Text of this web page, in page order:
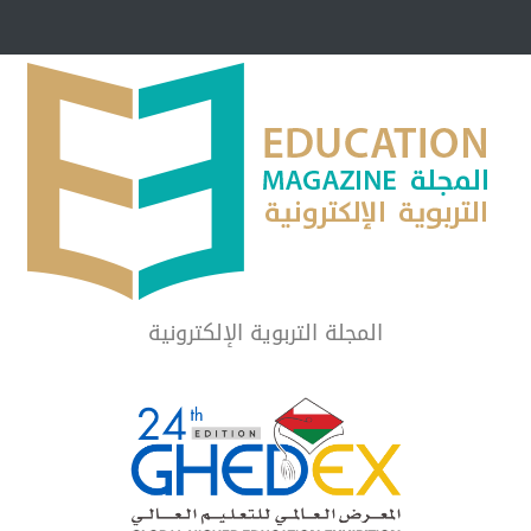
شراكة مجتمعية لمجمع تعليمي بالطائف
الشهداء والمتفوقين
لماذا تعد برامج توعية الأطفال بخصوصية الجسد وقاية لا
المجلة التربوية الإلكترونية